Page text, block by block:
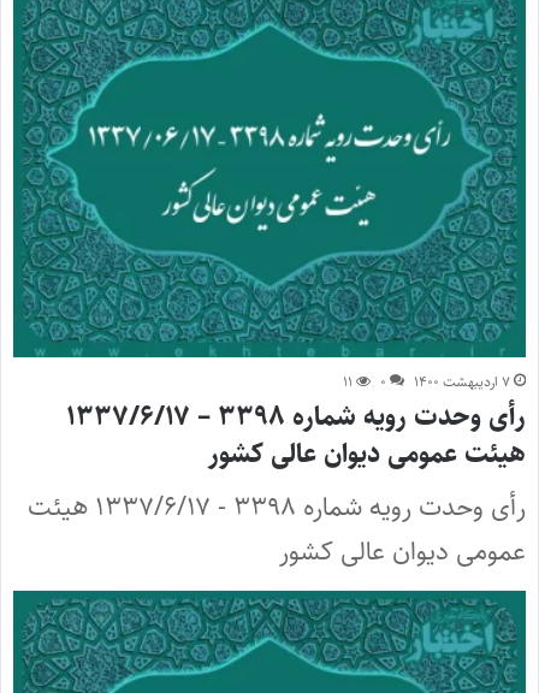
۷ اردیبهشت ۱۴۰۰ ۰ ۱۱
رأی وحدت رویه شماره ۳۳۹۸ – ۱۳۳۷/۶/۱۷
هیئت عمومی دیوان عالی کشور
رأی وحدت رویه شماره ۳۳۹۸ - ۱۳۳۷/۶/۱۷ هیئت
عمومی دیوان عالی کشور